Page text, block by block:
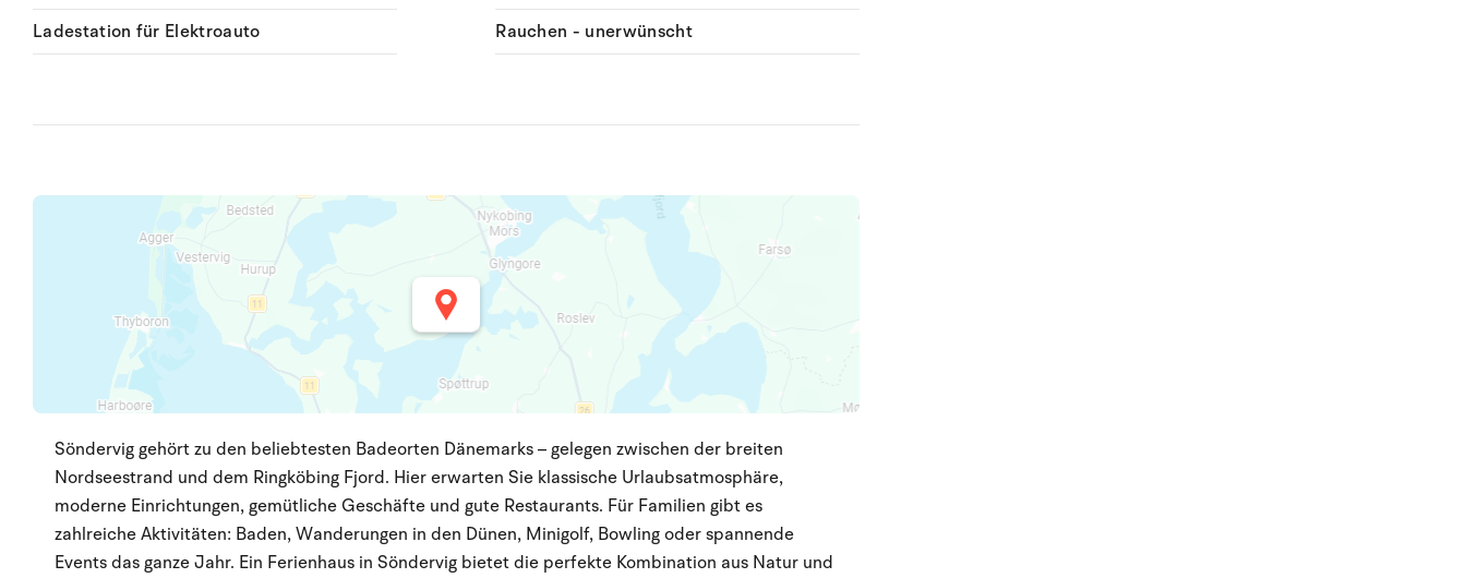
Ladestation für Elektroauto
Rauchen - unerwünscht
Söndervig gehört zu den beliebtesten Badeorten Dänemarks – gelegen zwischen der breiten
Nordseestrand und dem Ringköbing Fjord. Hier erwarten Sie klassische Urlaubsatmosphäre,
moderne Einrichtungen, gemütliche Geschäfte und gute Restaurants. Für Familien gibt es
zahlreiche Aktivitäten: Baden, Wanderungen in den Dünen, Minigolf, Bowling oder spannende
Events das ganze Jahr. Ein Ferienhaus in Söndervig bietet die perfekte Kombination aus Natur und